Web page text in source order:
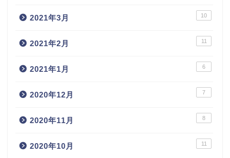
2021年3月 10
2021年2月 11
2021年1月 6
2020年12月 7
2020年11月 8
2020年10月 11